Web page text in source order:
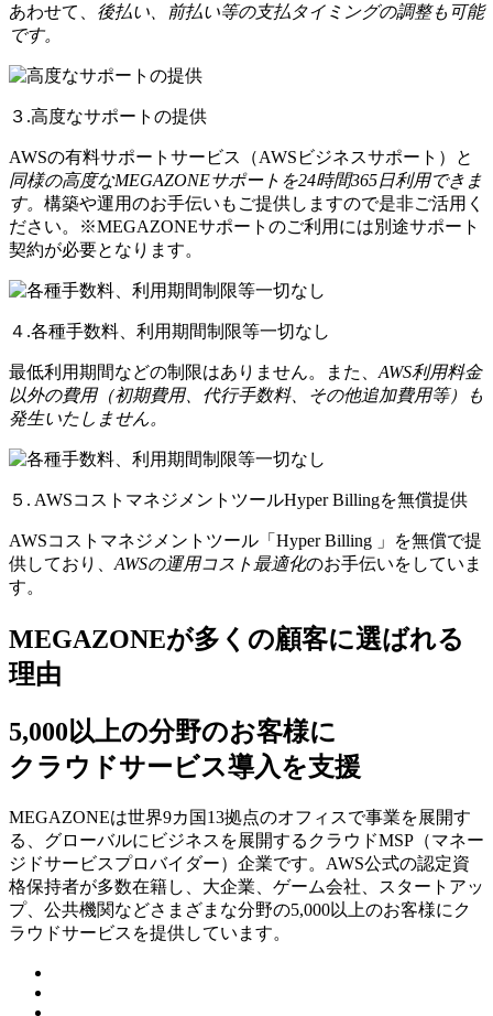
あわせて、 後払い、前払い等の支払タイミングの調整も可能
です。
３.高度なサポートの提供
AWSの有料サポートサービス（AWSビジネスサポート）と
同様の高度なMEGAZONEサポートを24時間365日利用できま
す。 構築や運用のお手伝いもご提供しますので是非ご活用く
ださい。※MEGAZONEサポートのご利用には別途サポート
契約が必要となります。
４.各種手数料、利用期間制限等一切なし
最低利用期間などの制限はありません。また、 AWS利用料金
以外の費用（初期費用、代行手数料、その他追加費用等）も
発生いたしません。
５. AWSコストマネジメントツールHyper Billingを無償提供
AWSコストマネジメントツール「Hyper Billing 」を無償で提
供しており、 AWSの運⽤コスト最適化のお⼿伝いをしていま
す。
MEGAZONEが多くの顧客に選ばれる
理由
5,000以上の分野のお客様に
クラウドサービス導入を支援
MEGAZONEは世界9カ国13拠点のオフィスで事業を展開す
る、グローバルにビジネスを展開するクラウドMSP（マネー
ジドサービスプロバイダー）企業です。AWS公式の認定資
格保持者が多数在籍し、⼤企業、ゲーム会社、スタートアッ
プ、公共機関などさまざまな分野の5,000以上のお客様にク
ラウドサービスを提供しています。